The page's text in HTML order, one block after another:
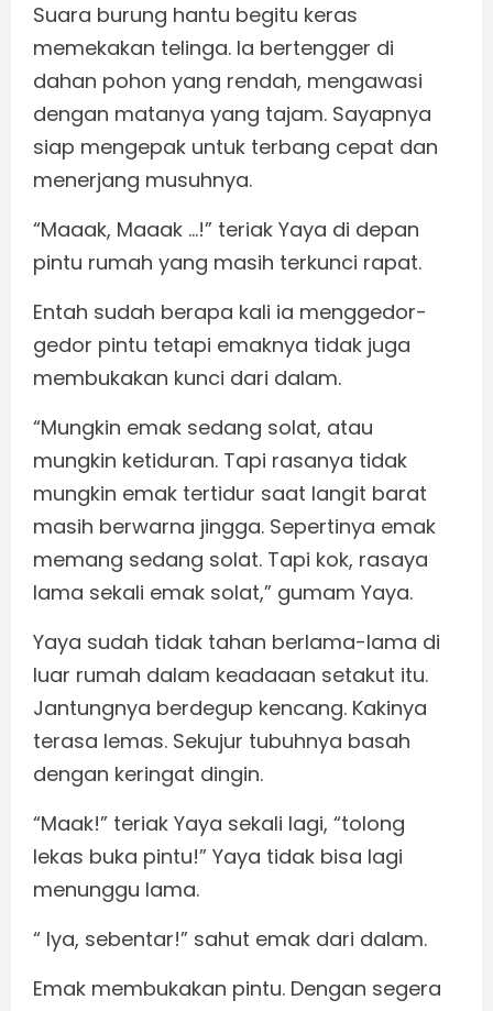
Suara burung hantu begitu keras
memekakan telinga. Ia bertengger di
dahan pohon yang rendah, mengawasi
dengan matanya yang tajam. Sayapnya
siap mengepak untuk terbang cepat dan
menerjang musuhnya.
“Maaak, Maaak …!” teriak Yaya di depan
pintu rumah yang masih terkunci rapat.
Entah sudah berapa kali ia menggedor-
gedor pintu tetapi emaknya tidak juga
membukakan kunci dari dalam.
“Mungkin emak sedang solat, atau
mungkin ketiduran. Tapi rasanya tidak
mungkin emak tertidur saat langit barat
masih berwarna jingga. Sepertinya emak
memang sedang solat. Tapi kok, rasaya
lama sekali emak solat,” gumam Yaya.
Yaya sudah tidak tahan berlama-lama di
luar rumah dalam keadaaan setakut itu.
Jantungnya berdegup kencang. Kakinya
terasa lemas. Sekujur tubuhnya basah
dengan keringat dingin.
“Maak!” teriak Yaya sekali lagi, “tolong
lekas buka pintu!” Yaya tidak bisa lagi
menunggu lama.
“ Iya, sebentar!” sahut emak dari dalam.
Emak membukakan pintu. Dengan segera